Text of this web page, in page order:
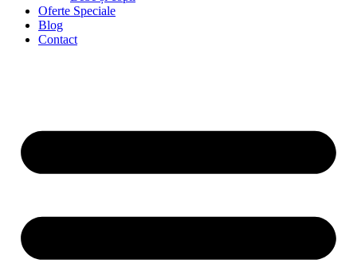
Oferte Speciale
Blog
Contact